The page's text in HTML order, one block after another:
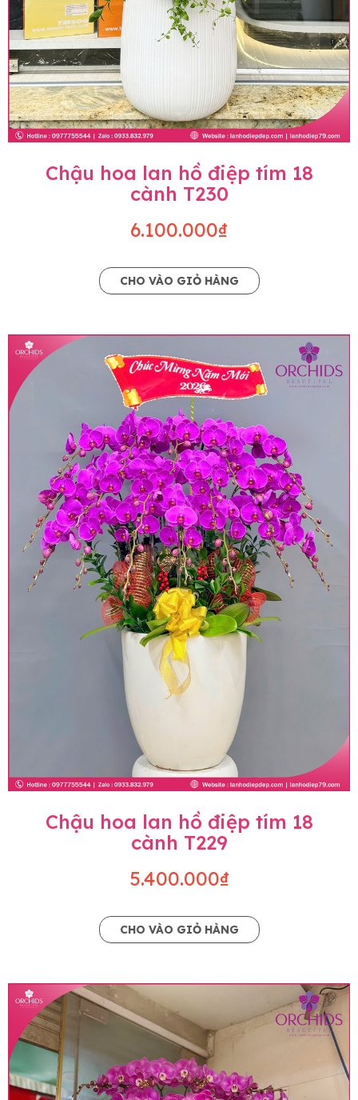
Chậu hoa lan hồ điệp tím 18
cành T230
6.100.000₫
CHO VÀO GIỎ HÀNG
Chậu hoa lan hồ điệp tím 18
cành T229
5.400.000₫
CHO VÀO GIỎ HÀNG